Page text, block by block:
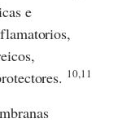
e
10,11